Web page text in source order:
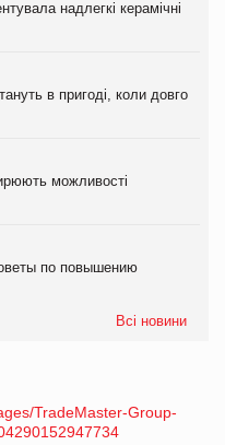
надлегкі керамічні
в пригоді, коли довго
можливості
по повышению
Всі новини